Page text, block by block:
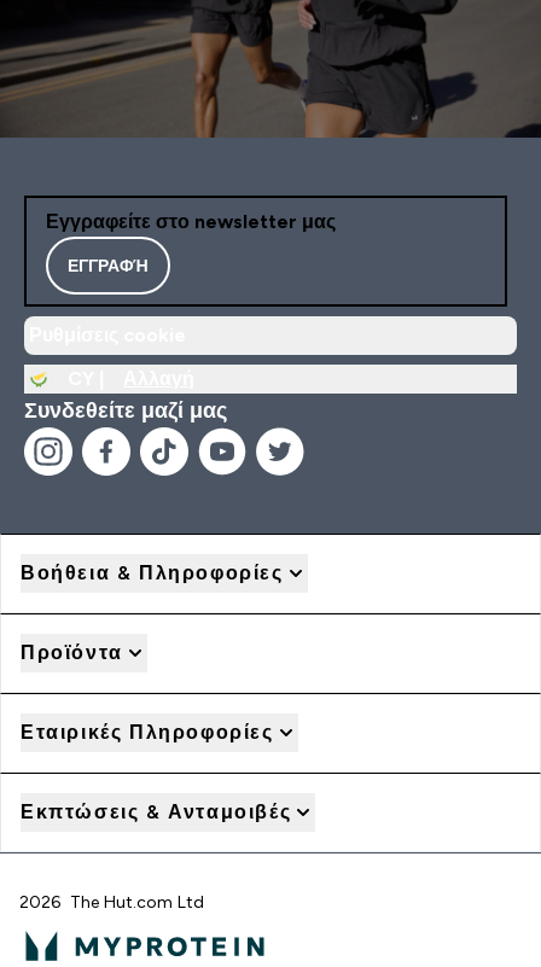
Εγγραφείτε στο newsletter μας
ΕΓΓΡΑΦΉ
Συνδεθείτε μαζί μας
Βοήθεια & Πληροφορίες
Προϊόντα
Εταιρικές Πληροφορίες
Εκπτώσεις & Ανταμοιβές
2026 The Hut.com Ltd